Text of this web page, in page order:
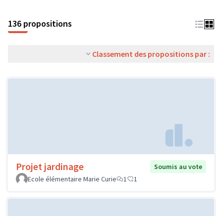
136 propositions
Classement des propositions par :
Projet jardinage
Soumis au vote
Ecole élémentaire Marie Curie
1 1